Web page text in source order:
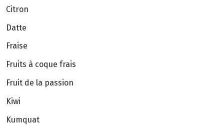
Citron
Datte
Fraise
Fruits à coque frais
Fruit de la passion
Kiwi
Kumquat